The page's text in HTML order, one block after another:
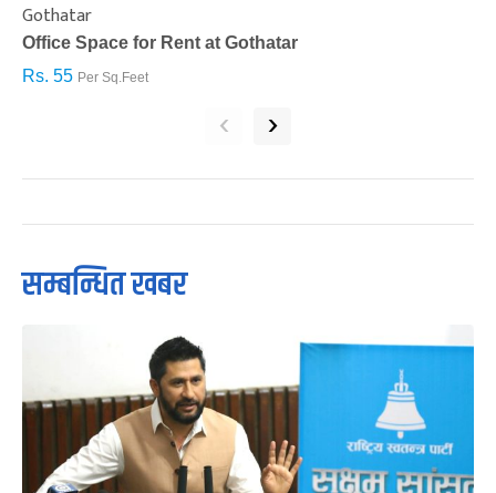
Gothatar
Office Space for Rent at Gothatar
Rs. 55 Per Sq.Feet
‹ ›
सम्बन्धित खबर